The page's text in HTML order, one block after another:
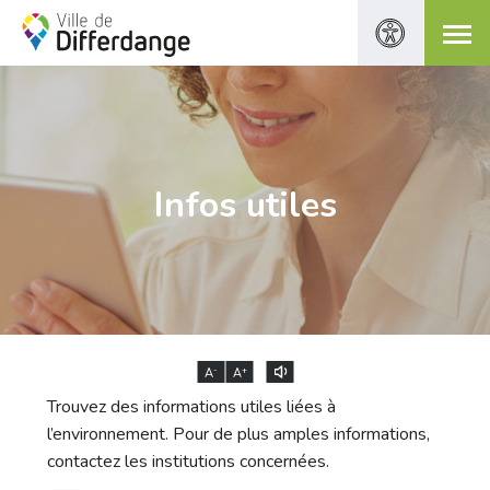
Infos utiles
A- A+
Trouvez des informations utiles liées à
l’environnement. Pour de plus amples informations,
contactez les institutions concernées.